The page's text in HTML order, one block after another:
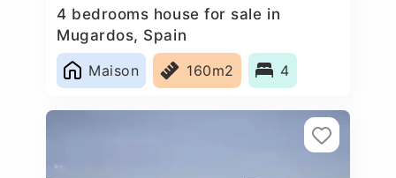
4 bedrooms house for sale in
Mugardos, Spain
Maison
160m2 4